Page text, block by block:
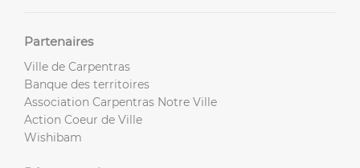
Partenaires
Ville de Carpentras
Banque des territoires
Association Carpentras Notre Ville
Action Coeur de Ville
Wishibam